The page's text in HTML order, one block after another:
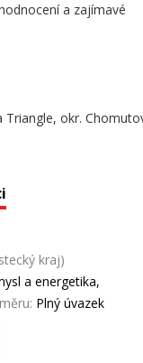
a zajímavé
Triangle, okr.
kraj)
a energetika,
Plný úvazek